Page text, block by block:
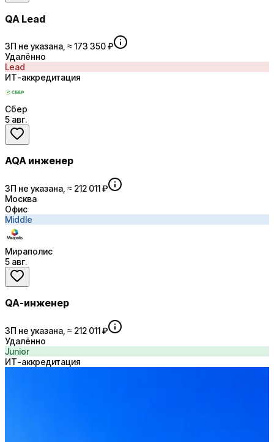
QA Lead
ЗП не указана, ≈ 173 350 ₽
Удалённо
Lead
ИТ-аккредитация
Сбер
5 авг.
AQA инженер
ЗП не указана, ≈ 212 011 ₽
Москва
Офис
Middle
Мираполис
5 авг.
QA-инженер
ЗП не указана, ≈ 212 011 ₽
Удалённо
Junior
ИТ-аккредитация